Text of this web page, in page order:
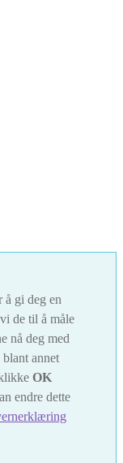
å gi deg en
de til å måle
nå deg med
annet
OK
endre dette